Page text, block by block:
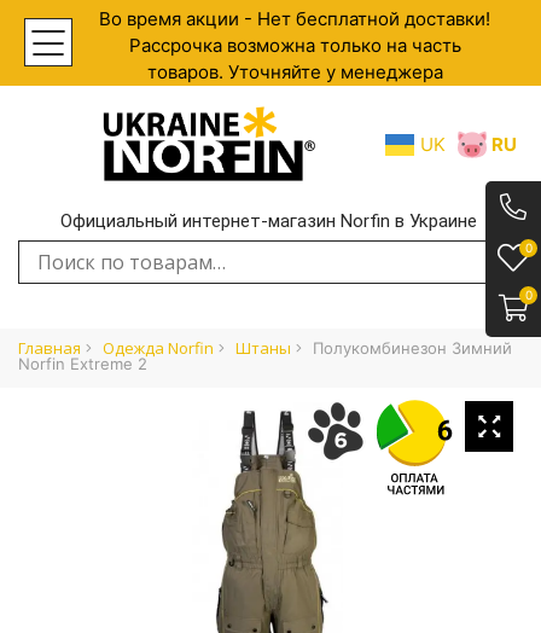
Во время акции - Нет бесплатной доставки!
Рассрочка возможна только на часть
товаров. Уточняйте у менеджера
UK RU
Официальный интернет-магазин Norfin в Украине
Искать:
Главная Одежда Norfin Штаны
Полукомбинезон Зимний
Norfin Extreme 2
0
0